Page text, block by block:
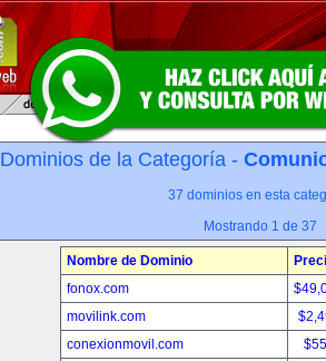
Dominios de la Categoría -
37 dominios en esta
Mostrando 1 de 37
Nombre de Dominio
fonox.com
movilink.com
conexionmovil.com